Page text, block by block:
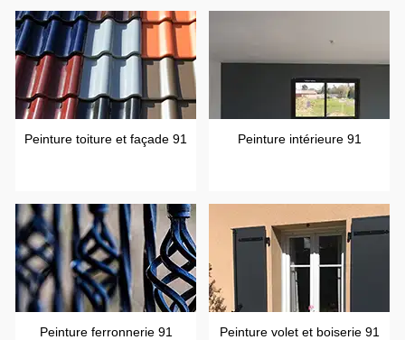
Peinture toiture et façade 91 Peinture intérieure 91
Peinture ferronnerie 91 Peinture volet et boiserie 91